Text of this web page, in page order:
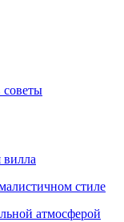
советы
вилла
стиле
атмосферой